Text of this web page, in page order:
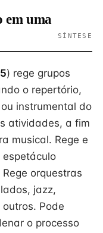
em uma
SÍNTESE
) rege grupos
o repertório,
instrumental do
atividades, a fim
musical. Rege e
espetáculo
orquestras
jazz,
Pode
o processo